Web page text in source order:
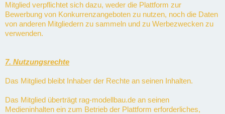
Mitglied verpflichtet sich dazu, weder die Plattform zur
Bewerbung von Konkurrenzangeboten zu nutzen, noch die Daten
von anderen Mitgliedern zu sammeln und zu Werbezwecken zu
verwenden.
7. Nutzungsrechte
Das Mitglied bleibt Inhaber der Rechte an seinen Inhalten.
Das Mitglied überträgt rag-modellbau.de an seinen
Medieninhalten ein zum Betrieb der Plattform erforderliches,